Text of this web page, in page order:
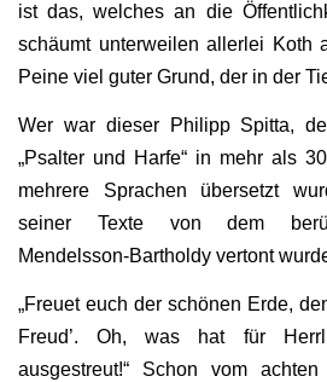
ist das, welches an die
schäumt unterweilen allerlei Koth
Peine viel guter Grund, der in der
Wer war dieser Philipp Spitta,
„Psalter und Harfe“ in mehr als
mehrere Sprachen übersetzt
seiner Texte von dem
Mendelsson-Bartholdy vertont
„Freuet euch der schönen Erde,
Freud’. Oh, was hat für
ausgestreut!“ Schon vom